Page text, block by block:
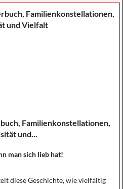
Familienkonstellationen,
und...
man sich lieb hat!
diese Geschichte, wie vielfältig